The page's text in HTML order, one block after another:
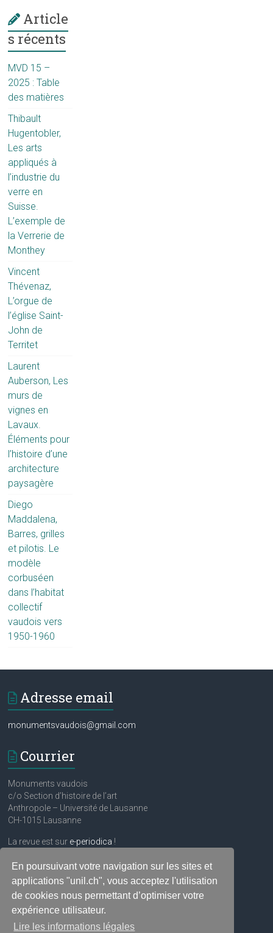
En poursuivant votre navigation sur les sites et
applications "unil.ch", vous acceptez l'utilisation
de cookies nous permettant d’optimiser votre
expérience utilisateur.
Lire les informations légales
Article
s récents
MVD 15 –
2025 : Table
des matières
Thibault
Hugentobler,
Les arts
appliqués à
l’industrie du
verre en
Suisse.
L’exemple de
la Verrerie de
Monthey
Vincent
Thévenaz,
L’orgue de
l’église Saint-
John de
Territet
Laurent
Auberson, Les
murs de
vignes en
Lavaux.
Éléments pour
l’histoire d’une
architecture
paysagère
Diego
Maddalena,
Barres, grilles
et pilotis. Le
modèle
corbuséen
dans l’habitat
collectif
vaudois vers
1950-1960
Adresse email
monumentsvaudois@gmail.com
Courrier
Monuments vaudois
c/o Section d’histoire de l’art
Anthropole – Université de Lausanne
CH-1015 Lausanne
La revue est sur e-periodica !
Réseaux sociaux